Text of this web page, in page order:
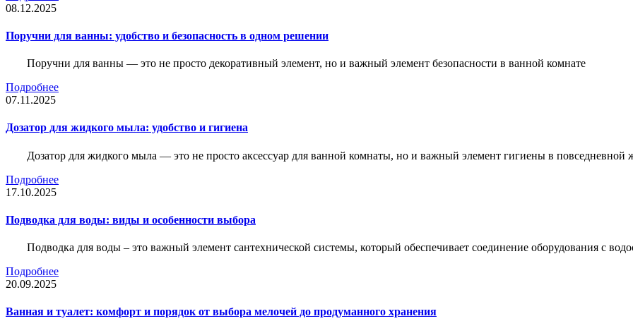
08.12.2025
Поручни для ванны: удобство и безопасность в одном решении
Поручни для ванны — это не просто декоративный элемент, но и важный элемент безопасности в ванной комнате
Подробнее
07.11.2025
Дозатор для жидкого мыла: удобство и гигиена
Дозатор для жидкого мыла — это не просто аксессуар для ванной комнаты, но и важный элемент гигиены в повседневной
Подробнее
17.10.2025
Подводка для воды: виды и особенности выбора
Подводка для воды – это важный элемент сантехнической системы, который обеспечивает соединение оборудования с
Подробнее
20.09.2025
Ванная и туалет: комфорт и порядок от выбора мелочей до продуманного хранения